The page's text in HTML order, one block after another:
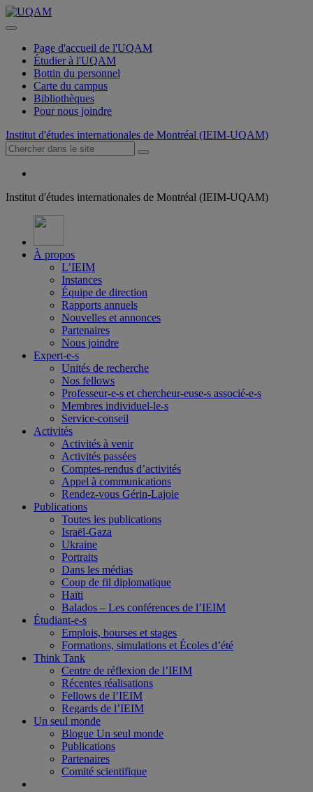
Page d'accueil de l'UQAM
Étudier à l'UQAM
Bottin du personnel
Carte du campus
Bibliothèques
Pour nous joindre
Institut d'études internationales de Montréal (IEIM-UQAM)
Institut d'études internationales de Montréal (IEIM-UQAM)
À propos
L’IEIM
Instances
Équipe de direction
Rapports annuels
Nouvelles et annonces
Partenaires
Nous joindre
Expert-e-s
Unités de recherche
Nos fellows
Professeur-e-s et chercheur-euse-s associé-e-s
Membres individuel-le-s
Service-conseil
Activités
Activités à venir
Activités passées
Comptes-rendus d’activités
Appel à communications
Rendez-vous Gérin-Lajoie
Publications
Toutes les publications
Israël-Gaza
Ukraine
Portraits
Dans les médias
Coup de fil diplomatique
Haïti
Balados – Les conférences de l’IEIM
Étudiant-e-s
Emplois, bourses et stages
Formations, simulations et Écoles d’été
Think Tank
Centre de réflexion de l’IEIM
Récentes réalisations
Fellows de l’IEIM
Regards de l’IEIM
Un seul monde
Blogue Un seul monde
Publications
Partenaires
Comité scientifique